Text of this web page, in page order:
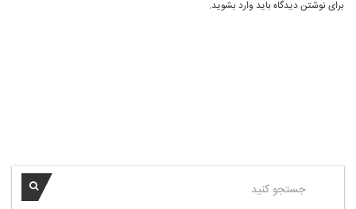
برای نوشتن دیدگاه باید وارد بشوید.